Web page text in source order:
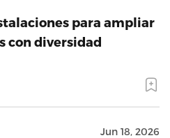
para ampliar
con diversidad
Jun 18, 2026